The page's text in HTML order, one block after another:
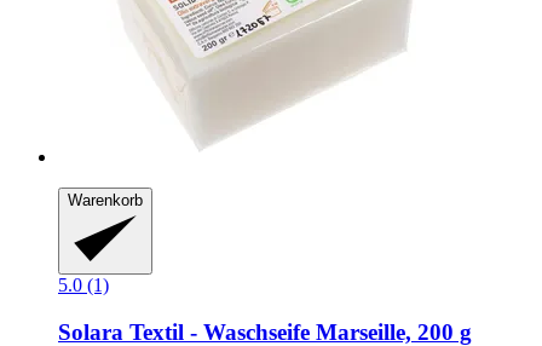
Warenkorb
5.0 (1)
Solara Textil -​ Waschseife Marseille, 200 g